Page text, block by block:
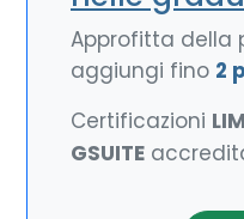
Approfitta della
aggiungi fino 2
Certificazioni
GSUITE